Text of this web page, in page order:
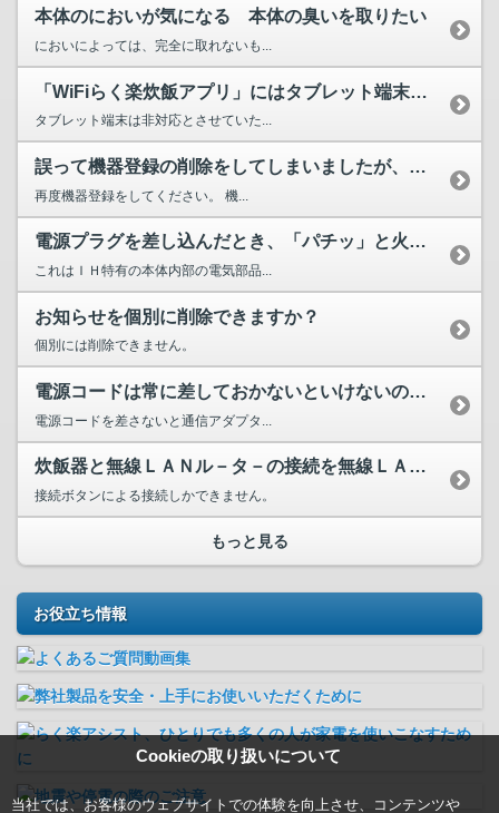
Cookieの取り扱いについて
当社では、お客様のウェブサイトでの体験を向上させ、コンテンツや
本体のにおいが気になる 本体の臭いを取りたい
においによっては、完全に取れないも...
「WiFiらく楽炊飯アプリ」にはタブレット端末は対応してい...
タブレット端末は非対応とさせていた...
誤って機器登録の削除をしてしまいましたが、復旧させるにはど...
再度機器登録をしてください。 機...
電源プラグを差し込んだとき、「パチッ」と火花がでる。
これはＩＨ特有の本体内部の電気部品...
お知らせを個別に削除できますか？
個別には削除できません。
電源コードは常に差しておかないといけないのですか？
電源コードを差さないと通信アダプタ...
炊飯器と無線ＬＡＮル－タ－の接続を無線ＬＡＮル－タ－のパス...
接続ボタンによる接続しかできません。
もっと見る
お役立ち情報